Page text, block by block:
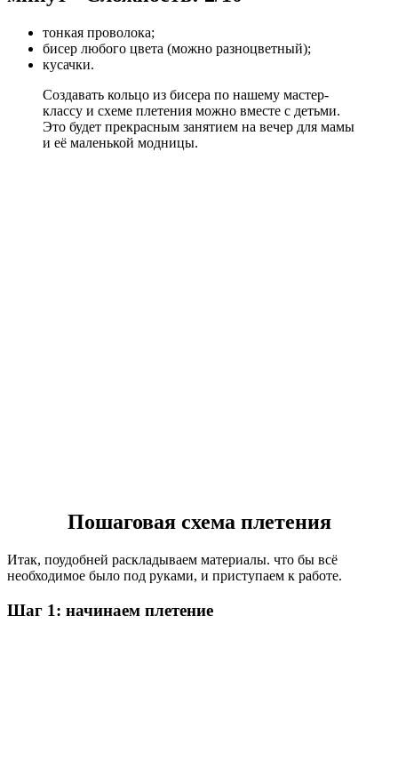
тонкая проволока;
бисер любого цвета (можно разноцветный);
кусачки.
Создавать кольцо из бисера по нашему мастер-
классу и схеме плетения можно вместе с детьми.
Это будет прекрасным занятием на вечер для мамы
и её маленькой модницы.
Пошаговая схема плетения
Итак, поудобней раскладываем материалы. что бы всё
необходимое было под руками, и приступаем к работе.
Шаг 1: начинаем плетение